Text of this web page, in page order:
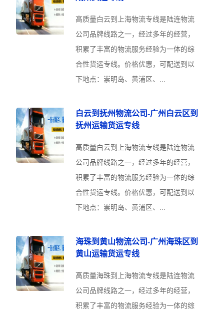
高质量白云到上海物流专线是陆连物流
公司品牌线路之一，经过多年的经营，
积累了丰富的物流服务经验为一体的综
合性货运专线。价格优惠，可配送到以
下地点：崇明岛、黄浦区、...
白云到抚州物流公司-广州白云区到
抚州运输货运专线
高质量白云到上海物流专线是陆连物流
公司品牌线路之一，经过多年的经营，
积累了丰富的物流服务经验为一体的综
合性货运专线。价格优惠，可配送到以
下地点：崇明岛、黄浦区、...
海珠到黄山物流公司-广州海珠区到
黄山运输货运专线
高质量海珠到上海物流专线是陆连物流
公司品牌线路之一，经过多年的经营，
积累了丰富的物流服务经验为一体的综